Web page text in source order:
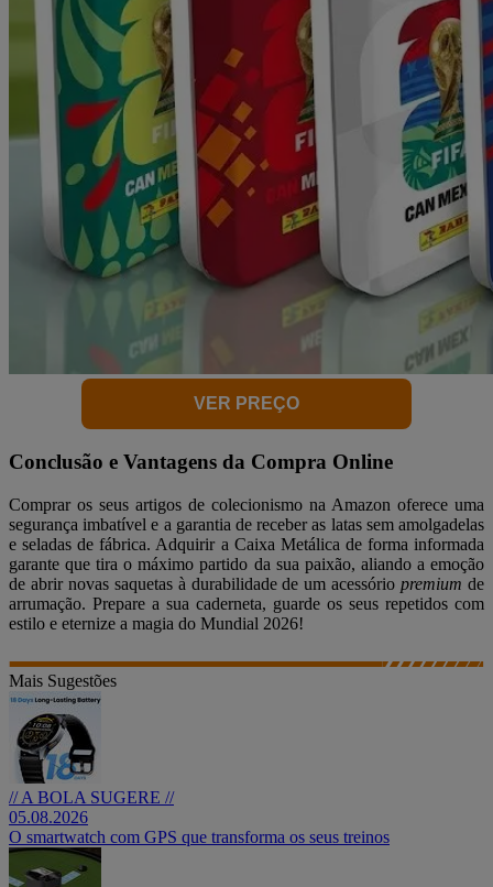
VER PREÇO
Conclusão e Vantagens da Compra Online
Comprar os seus artigos de colecionismo na Amazon oferece uma
segurança imbatível e a garantia de receber as latas sem amolgadelas
e seladas de fábrica. Adquirir a Caixa Metálica de forma informada
garante que tira o máximo partido da sua paixão, aliando a emoção
de abrir novas saquetas à durabilidade de um acessóriopremium de
arrumação. Prepare a sua caderneta, guarde os seus repetidos com
estilo e eternize a magia do Mundial 2026!
Mais Sugestões
// A BOLA SUGERE //
05.08.2026
O smartwatch com GPS que transforma os seus treinos